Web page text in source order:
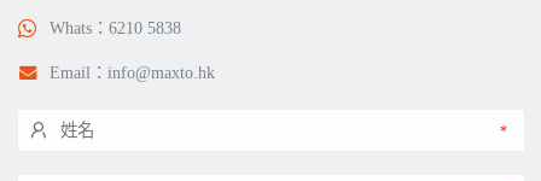
Whats： 6210 5838
Email： info@maxto.hk